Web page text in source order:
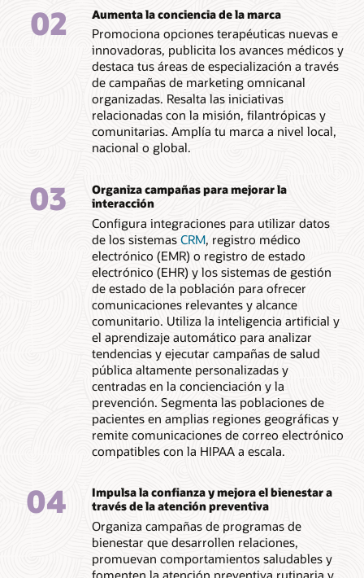
02 Aumenta la conciencia de la marca
Promociona opciones terapéuticas nuevas e
innovadoras, publicita los avances médicos y
destaca tus áreas de especialización a través
de campañas de marketing omnicanal
organizadas. Resalta las iniciativas
relacionadas con la misión, filantrópicas y
comunitarias. Amplía tu marca a nivel local,
nacional o global.
03
Organiza campañas para mejorar la
interacción
Configura integraciones para utilizar datos
de los sistemas CRM, registro médico
electrónico (EMR) o registro de estado
electrónico (EHR) y los sistemas de gestión
de estado de la población para ofrecer
comunicaciones relevantes y alcance
comunitario. Utiliza la inteligencia artificial y
el aprendizaje automático para analizar
tendencias y ejecutar campañas de salud
pública altamente personalizadas y
centradas en la concienciación y la
prevención. Segmenta las poblaciones de
pacientes en amplias regiones geográficas y
remite comunicaciones de correo electrónico
compatibles con la HIPAA a escala.
04
Impulsa la confianza y mejora el bienestar a
través de la atención preventiva
Organiza campañas de programas de
bienestar que desarrollen relaciones,
promuevan comportamientos saludables y
fomenten la atención preventiva rutinaria y